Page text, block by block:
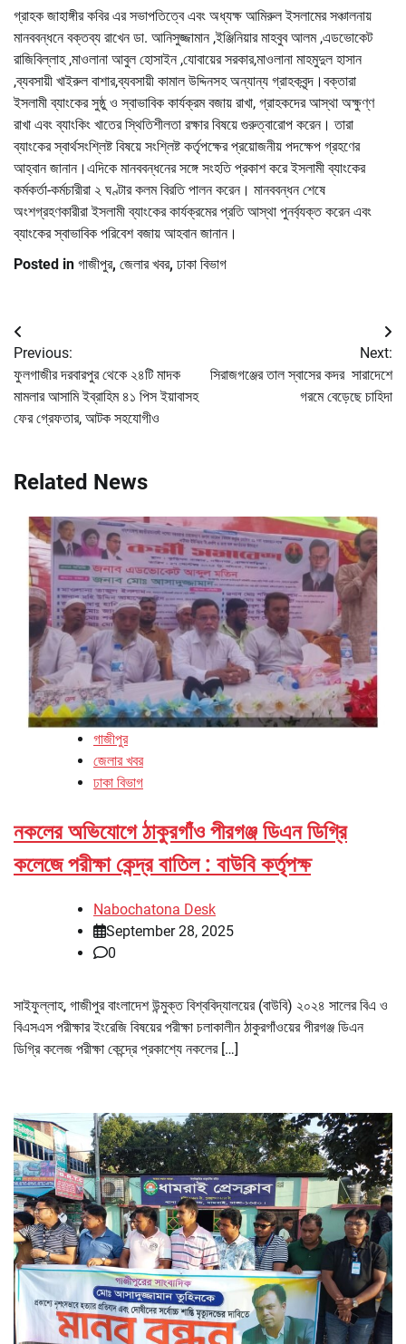
গ্রাহক জাহাঙ্গীর কবির এর সভাপতিত্বে এবং অধ্যক্ষ আমিরুল ইসলামের সঞ্চালনায়
মানববন্ধনে বক্তব্য রাখেন ডা. আনিসুজ্জামান ,ইঞ্জিনিয়ার মাহবুব আলম ,এডভোকেট
রাজিবিল্লাহ ,মাওলানা আবুল হোসাইন ,যোবায়ের সরকার,মাওলানা মাহমুদুল হাসান
,ব্যবসায়ী খাইরুল বাশার,ব্যবসায়ী কামাল উদ্দিনসহ অন্যান্য গ্রাহকবৃন্দ।বক্তারা
ইসলামী ব্যাংকের সুষ্ঠু ও স্বাভাবিক কার্যক্রম বজায় রাখা, গ্রাহকদের আস্থা অক্ষুণ্ণ
রাখা এবং ব্যাংকিং খাতের স্থিতিশীলতা রক্ষার বিষয়ে গুরুত্বারোপ করেন। তারা
ব্যাংকের স্বার্থসংশ্লিষ্ট বিষয়ে সংশ্লিষ্ট কর্তৃপক্ষের প্রয়োজনীয় পদক্ষেপ গ্রহণের
আহ্বান জানান।এদিকে মানববন্ধনের সঙ্গে সংহতি প্রকাশ করে ইসলামী ব্যাংকের
কর্মকর্তা-কর্মচারীরা ২ ঘণ্টার কলম বিরতি পালন করেন। মানববন্ধন শেষে
অংশগ্রহণকারীরা ইসলামী ব্যাংকের কার্যক্রমের প্রতি আস্থা পুনর্ব্যক্ত করেন এবং
ব্যাংকের স্বাভাবিক পরিবেশ বজায় আহবান জানান।
Posted in গাজীপুর, জেলার খবর, ঢাকা বিভাগ
Post
navigation
Previous:
ফুলগাজীর দরবারপুর থেকে ২৪টি মাদক
মামলার আসামি ইব্রাহিম ৪১ পিস ইয়াবাসহ
ফের গ্রেফতার, আটক সহযোগীও
Next:
সিরাজগঞ্জের তাল স্বাসের কদর সারাদেশে
গরমে বেড়েছে চাহিদা
Related News
গাজীপুর
জেলার খবর
ঢাকা বিভাগ
নকলের অভিযোগে ঠাকুরগাঁও পীরগঞ্জ ডিএন ডিগ্রি
কলেজে পরীক্ষা কেন্দ্র বাতিল : বাউবি কর্তৃপক্ষ
Nabochatona Desk
September 28, 2025
0
সাইফুল্লাহ, গাজীপুর বাংলাদেশ উন্মুক্ত বিশ্ববিদ্যালয়ের (বাউবি) ২০২৪ সালের বিএ ও
বিএসএস পরীক্ষার ইংরেজি বিষয়ের পরীক্ষা চলাকালীন ঠাকুরগাঁওয়ের পীরগঞ্জ ডিএন
ডিগ্রি কলেজ পরীক্ষা কেন্দ্রে প্রকাশ্যে নকলের […]